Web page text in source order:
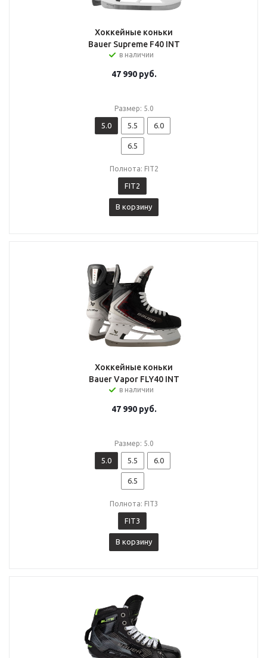
Хоккейные коньки
Bauer Supreme F40 INT
в наличии
47 990руб.
Размер: 5.0
5.0 5.5 6.0
6.5
Полнота: FIT2
FIT2
В корзину
Хоккейные коньки
Bauer Vapor FLY40 INT
в наличии
47 990руб.
Размер: 5.0
5.0 5.5 6.0
6.5
Полнота: FIT3
FIT3
В корзину